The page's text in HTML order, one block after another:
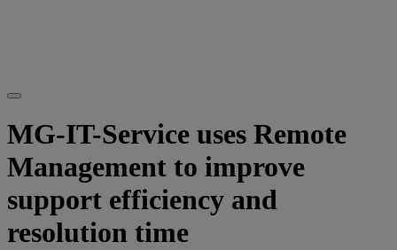
MG-IT-Service uses Remote
Management to improve
support efficiency and
resolution time